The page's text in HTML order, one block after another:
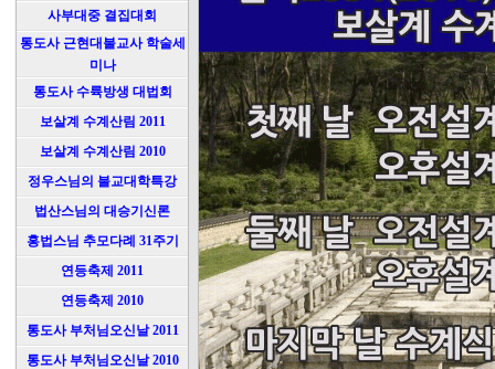
사부대중 결집대회
통도사 근현대불교사 학술세
미나
통도사 수륙방생 대법회
보살계 수계산림 2011
보살계 수계산림 2010
정우스님의 불교대학특강
법산스님의 대승기신론
홍법스님 추모다례 31주기
연등축제 2011
연등축제 2010
통도사 부처님오신날 2011
통도사 부처님오신날 2010